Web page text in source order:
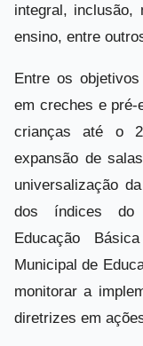
integral, inclusão,
ensino, entre
Entre os
em creches e pré-
crianças até o
expansão de
universalização
dos índices do
Educação
Municipal de
monitorar a
diretrizes em